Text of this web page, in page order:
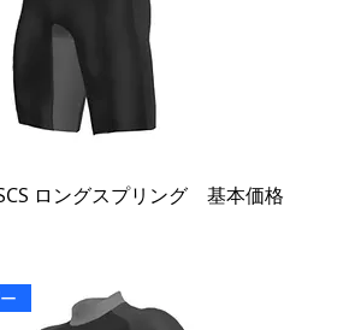
ロングスプリング 基本価格